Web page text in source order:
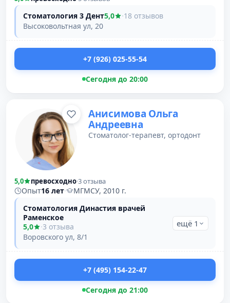
Стоматология 3 Дент5,0 ·18 отзывов
Высоковольтная ул, 20
+7 (926) 025-55-54
Сегодня до 20:00
Анисимова Ольга
Андреевна
Стоматолог-терапевт, ортодонт
5,0 превосходно·3 отзыва
Опыт16 лет·
МГМСУ, 2010 г.
Стоматология Династия врачей
Раменское
5,0
·3 отзыва
Воровского ул, 8/1
ещё 1
+7 (495) 154-22-47
Сегодня до 21:00